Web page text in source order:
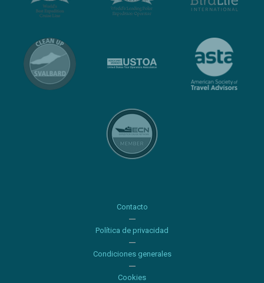
Contacto
Política de privacidad
Condiciones generales
Cookies